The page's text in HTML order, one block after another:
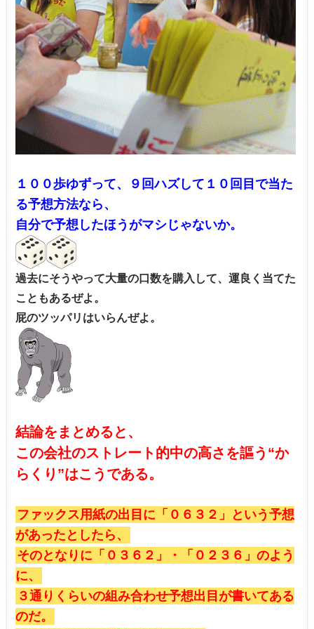
１００歩ゆずって、９回ハズして１０回目で当た
る予想方法なら、
自分で予想したほうがマシじゃないか。
過去にそうやって大量の口数を購入して、運良く当てた
こともあるぜよ。
屁のツッパリはいらんぜよ。
結論をまとめると、
この会社のストレート的中の高さを謳う“か
らくり”はこうである。
ファックス用紙の出目に「０６３２」という予想
があったとしたら、
そのとなりに「０３６２」・「０２３６」のよう
に、
３通りくらいの組み合わせ予想出目が書いてある
のだ。